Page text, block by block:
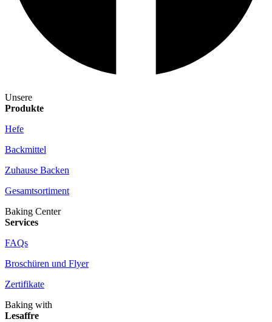
Unsere
Produkte
Hefe
Backmittel
Zuhause Backen
Gesamtsortiment
Baking Center
Services
FAQs
Broschüren und Flyer
Zertifikate
Baking with
Lesaffre